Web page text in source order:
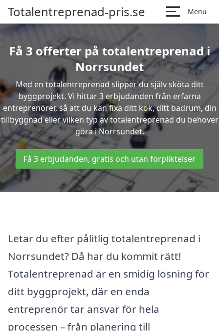
Totalentreprenad-pris.se Menu
Få 3 offerter på totalentreprenad i
Norrsundet
Med en totalentreprenad slipper du själv sköta ditt
byggprojekt. Vi hittar 3 erbjudanden från erfarna
entreprenörer, så att du kan fixa ditt kök, ditt badrum, din
tillbyggnad eller vilken typ av totalentreprenad du behöver
göra i Norrsundet.
Få 3 erbjudanden, gratis och utan förpliktelser
Letar du efter pålitlig totalentreprenad i
Norrsundet? Då har du kommit rätt!
Totalentreprenad är en smidig lösning för
ditt byggprojekt, där en enda
entreprenör tar ansvar för hela
processen – från planering till